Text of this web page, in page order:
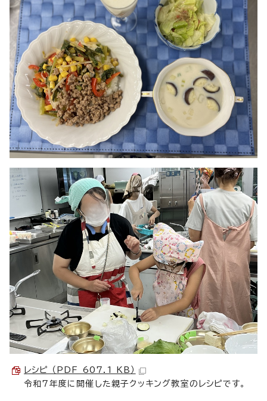
レシピ （PDF 607.1 KB）
令和7年度に開催した親子クッキング教室のレシピです。